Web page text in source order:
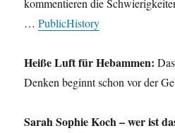
kommentieren die
…PublicHistory
Heiße Luft für Hebammen:
Denken beginnt schon vor der
Sarah Sophie Koch – wer ist